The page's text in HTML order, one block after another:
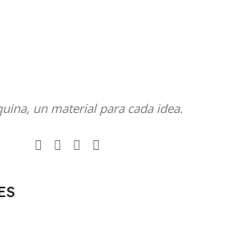
un material para cada idea.